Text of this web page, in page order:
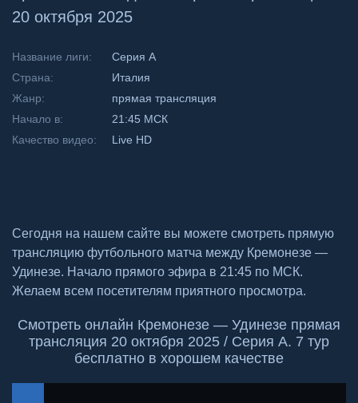
20 октября 2025
Название лиги:
Серия А
Страна:
Италия
Жанр:
прямая трансляция
Начало в:
21:45 МСК
Качество видео:
Live HD
Сегодня на нашем сайте вы можете смотреть прямую
трансляцию футбольного матча между Кремонезе —
Удинезе. Начало прямого эфира в 21:45 по МСК.
Желаем всем посетителям приятного просмотра.
Смотреть онлайн Кремонезе — Удинезе прямая
трансляция 20 октября 2025 / Серия А. 7 тур
бесплатно в хорошем качестве